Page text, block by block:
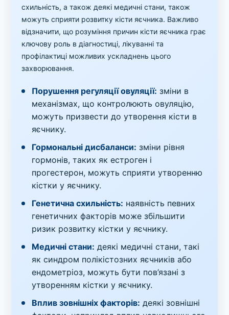
схильність, а також деякі медичні стани, також
можуть сприяти розвитку кісти яєчника. Важливо
відзначити, що розуміння причин кісти яєчника грає
ключову роль в діагностиці, лікуванні та
профілактиці можливих ускладнень цього
захворювання.
Порушення регуляції овуляції: зміни в
механізмах, що контролюють овуляцію,
можуть призвести до утворення кісти в
яєчнику.
Гормональні дисбаланси: зміни рівня
гормонів, таких як естроген і
прогестерон, можуть сприяти утворенню
кістки у яєчнику.
Генетична схильність: наявність певних
генетичних факторів може збільшити
ризик розвитку кістки у яєчнику.
Медичні стани: деякі медичні стани, такі
як синдром полікістозних яєчників або
ендометріоз, можуть бути пов’язані з
утворенням кістки у яєчнику.
Вплив зовнішніх факторів: деякі зовнішні